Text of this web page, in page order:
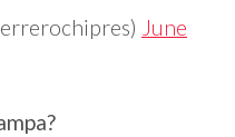
June